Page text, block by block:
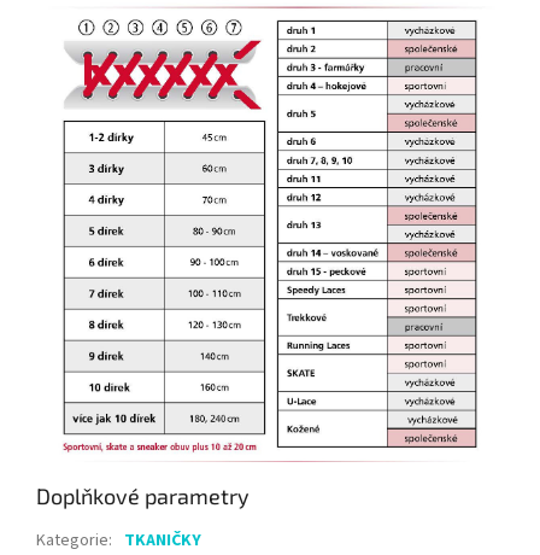
Doplňkové parametry
Kategorie: TKANIČKY